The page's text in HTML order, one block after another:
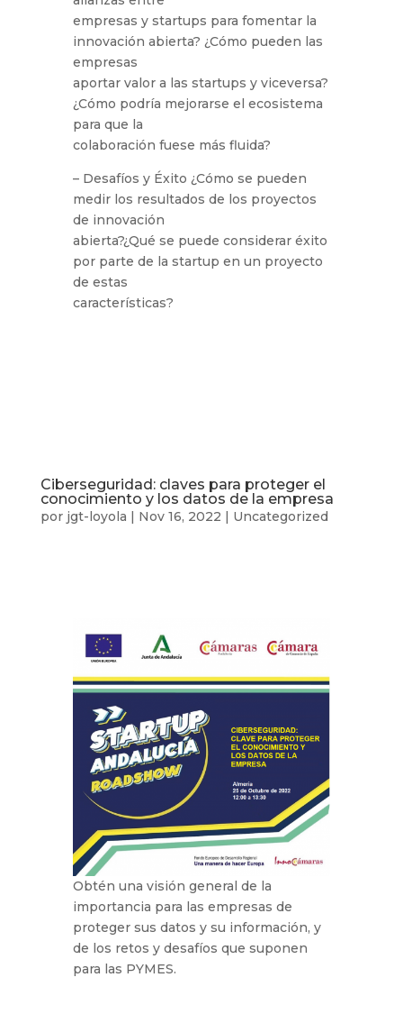
empresas y startups para fomentar la
innovación abierta? ¿Cómo pueden las
empresas
aportar valor a las startups y viceversa?
¿Cómo podría mejorarse el ecosistema
para que la
colaboración fuese más fluida?
– Desafíos y Éxito ¿Cómo se pueden
medir los resultados de los proyectos
de innovación
abierta?¿Qué se puede considerar éxito
por parte de la startup en un proyecto
de estas
características?
Ciberseguridad: claves para proteger el
conocimiento y los datos de la empresa
por jgt-loyola | Nov 16, 2022 | Uncategorized
Obtén una visión general de la
importancia para las empresas de
proteger sus datos y su información, y
de los retos y desafíos que suponen
para las PYMES.